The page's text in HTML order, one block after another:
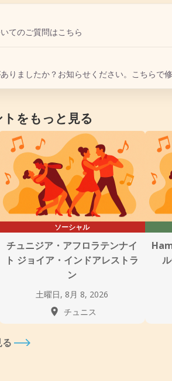
てのご質問はこちら
りましたか？お知らせください。こちらで
をもっと見る
ソーシャル
チュニジア・アフロラテンナイ
ト ジョイア・インドアレストラ
ン
土曜日, 8月 8, 2026
チュニス